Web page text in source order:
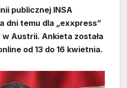
publicznej INSA
dni temu dla „exxpress”
Austrii. Ankieta została
od 13 do 16 kwietnia.